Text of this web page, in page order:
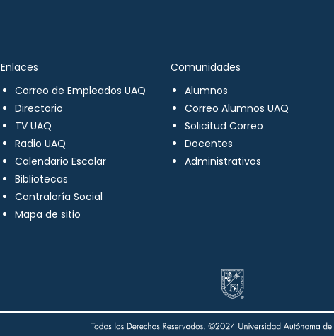
Enlaces
Correo de Empleados UAQ
Directorio
TV UAQ
Radio UAQ
Calendario Escolar
Bibliotecas
Contraloría Social
Mapa de sitio
Comunidades
Alumnos
Correo Alumnos UAQ
Solicitud Correo
Docentes
Administrativos